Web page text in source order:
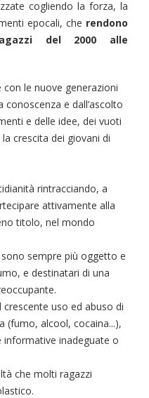
cogliendo la forza, la
epocali, che rendono
del 2000 alle
le nuove generazioni
e dall’ascolto
e delle idee, dei vuoti
crescita dei giovani di
rintracciando, a
attivamente alla
titolo, nel mondo
sempre più oggetto e
e destinatari di una
uso ed abuso di
(fumo, alcool, cocaina...),
inadeguate o
che molti ragazzi